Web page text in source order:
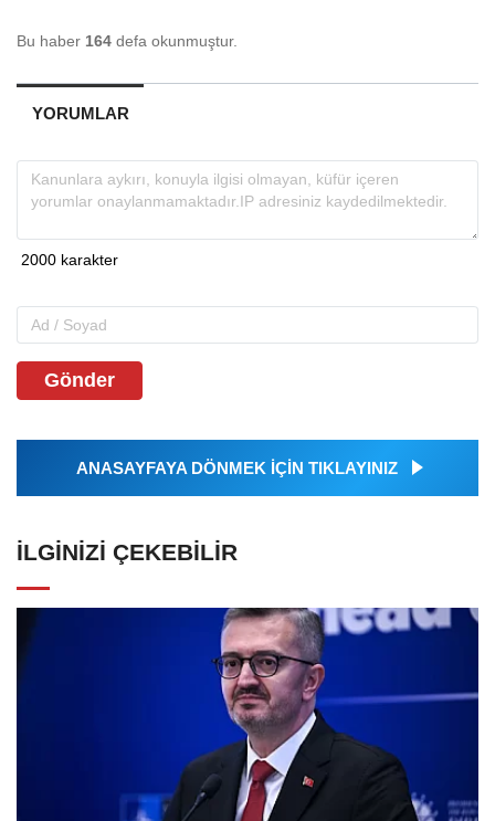
Bu haber 164 defa okunmuştur.
YORUMLAR
Gönder
ANASAYFAYA DÖNMEK İÇİN TIKLAYINIZ
İLGINIZI ÇEKEBILIR